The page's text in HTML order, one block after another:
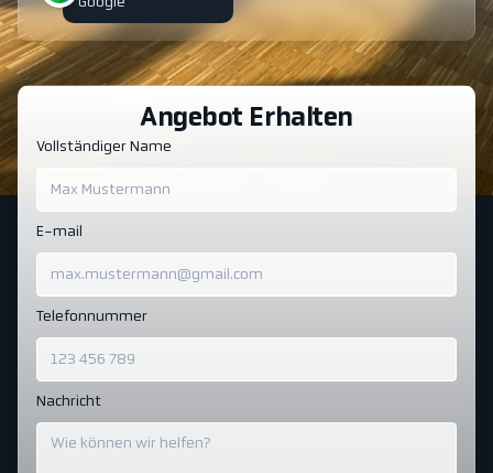
Angebot Erhalten
Vollständiger Name
E-mail
Telefonnummer
Nachricht